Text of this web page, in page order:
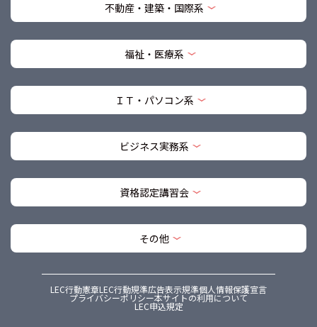
不動産・建築・国際系
福祉・医療系
ＩＴ・パソコン系
ビジネス実務系
資格認定講習会
その他
LEC行動憲章LEC行動規準広告表示規準個人情報保護宣言
プライバシーポリシー本サイトの利用について
LEC申込規定